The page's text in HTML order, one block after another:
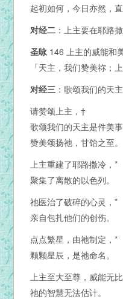
起初如何，今日亦然，
对经二：上主要在耶路
圣咏146 上主的威能和
「天主，我们赞美祢；
对经三：歌颂我们的天主
请赞颂上主，†
歌颂我们的天主是件美
赞美颂扬祂，甘饴之至。
上主重建了耶路撒冷，*
聚集了离散的以色列。
祂医治了破碎的心灵，*
亲自包扎他们的创伤。
点点繁星，由祂制定，*
颗颗星辰，是祂命名。
上主至大至尊，威能无
祂的智慧无法估计。